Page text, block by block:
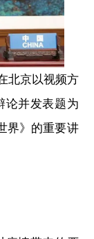
北京以视频方
论并发表题为
界》的重要讲